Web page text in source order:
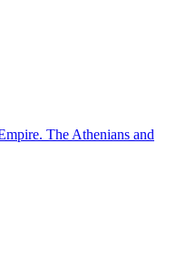
The Athenians and